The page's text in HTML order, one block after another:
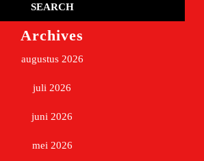
Archives
augustus 2026
juli 2026
juni 2026
mei 2026